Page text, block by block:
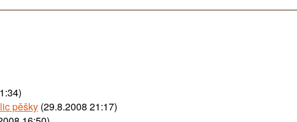
pěšky (29.8.2008 21:17)